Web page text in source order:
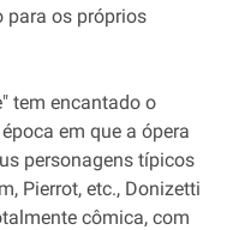
para os próprios
tem encantado o
em que a ópera
personagens típicos
Pierrot, etc., Donizetti
cômica, com